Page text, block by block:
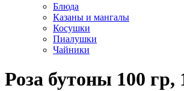
Блюда
Казаны и мангалы
Косушки
Пиалушки
Чайники
Роза бутоны 100 гр,